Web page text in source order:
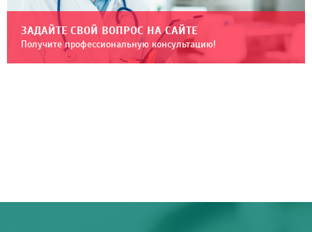
ЗАДАЙТЕ СВОЙ ВОПРОС НА САЙТЕ
Получите профессиональную консультацию!